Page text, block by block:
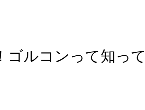
ゴルコンって知って